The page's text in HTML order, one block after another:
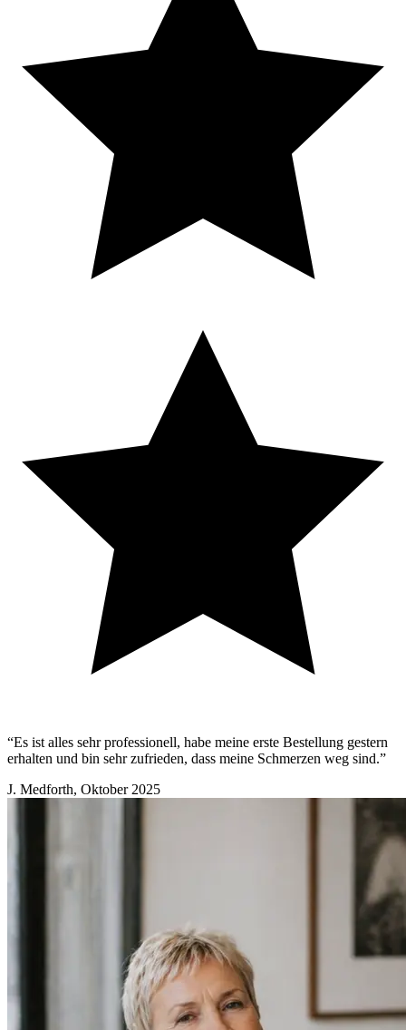
“Es ist alles sehr professionell, habe meine erste Bestellung gestern
erhalten und bin sehr zufrieden, dass meine Schmerzen weg sind.”
J. Medforth, Oktober 2025